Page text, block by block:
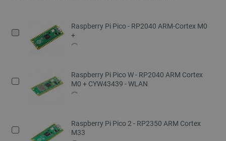
Raspberry Pi Pico - RP2040 ARM-Cortex M0
+
Raspberry Pi Pico W - RP2040 ARM Cortex
M0 + CYW43439 - WLAN
Raspberry Pi Pico 2 - RP2350 ARM Cortex
M33